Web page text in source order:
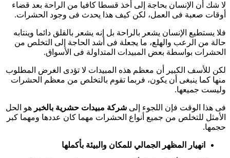
لا شك أن الإنسان بحاجة إلى أخذ قسطا كافيا من الراحة بعد قضاء
أوقات صعبة فى العمل، لكن كيف هذا يحدث فى وجود الحشرات.
فلا يستطيع الإنسان يشعر بالراحة بل إنه يشعر بالقلق دائما وينتابه
حالة من الرعب والهلع، ما يجعلة فى أشد الحاجة إلى التخلص من
الحشرات بواسطة بعض المبيدات المتداولة فى الأسواق.
لكن للأسف الكبير أن معظم هذه المبيدات لا تؤدى الغرض المطلوب
منها كما ينبغى أن يكون، فربما تقوم بالتخلص من معظم الحشرات
وليست جميعها.
فى هذا الوقت فإن اللجوء إلى شركة مبيدات حشرية بالخبر هو الحل
الأمثل للتخلص من جميع أنواع الحشرات مهما كان عددها ومهما كبر
حجمها.
انهيار المظهر الجمالي للمكان والبيئة بأكملها